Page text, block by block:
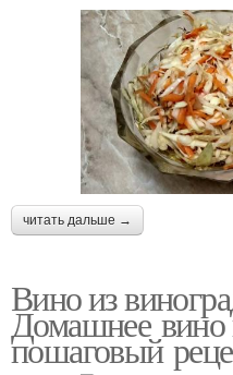
читать дальше →
Вино из
Домашнее вино
пошаговый